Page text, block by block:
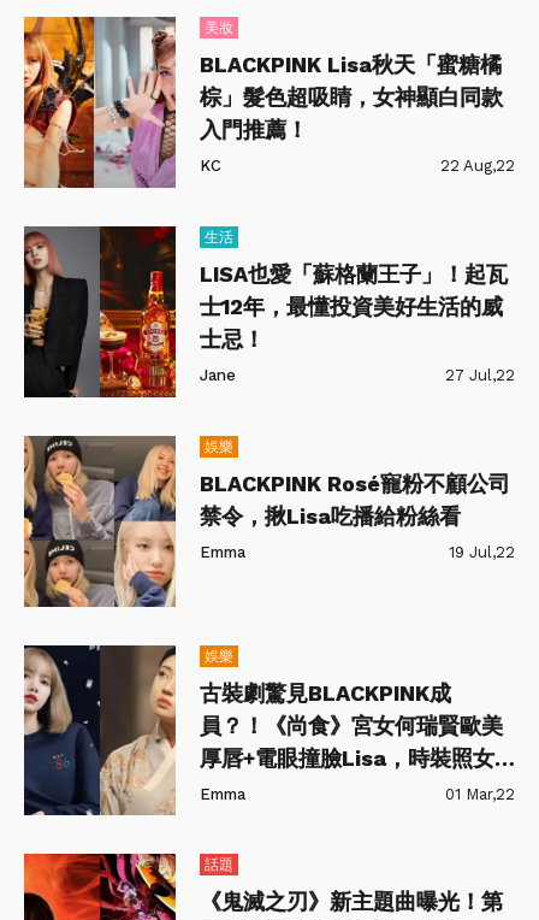
美妝
BLACKPINK Lisa秋天「蜜糖橘
棕」髮色超吸睛，女神顯白同款
入門推薦！
KC 22 Aug,22
生活
LISA也愛「蘇格蘭王子」！起瓦
士12年，最懂投資美好生活的威
士忌！
Jane 27 Jul,22
娛樂
BLACKPINK Rosé寵粉不顧公司
禁令，揪Lisa吃播給粉絲看
Emma 19 Jul,22
娛樂
古裝劇驚見BLACKPINK成
員？！《尚食》宮女何瑞賢歐美
厚唇+電眼撞臉Lisa，時裝照女
神氣場爆棚～
Emma 01 Mar,22
話題
《鬼滅之刃》新主題曲曝光！第